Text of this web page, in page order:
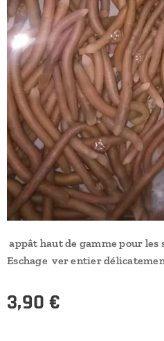
appât haut de gamme pour les
Eschage ver entier
3,90 €